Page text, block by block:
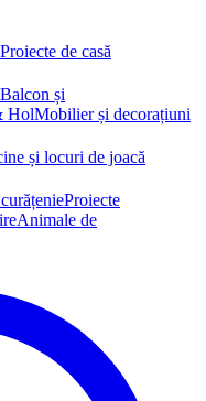
Proiecte de casă
Balcon și
HolMobilier și decorațiuni
și locuri de joacă
Proiecte
Animale de